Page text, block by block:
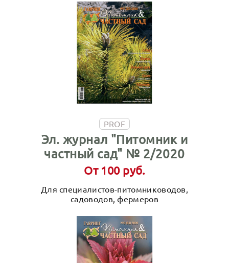
PROF
Эл. журнал "Питомник и
частный сад" № 2/2020
От 100 руб.
Для специалистов-питомниководов,
садоводов, фермеров